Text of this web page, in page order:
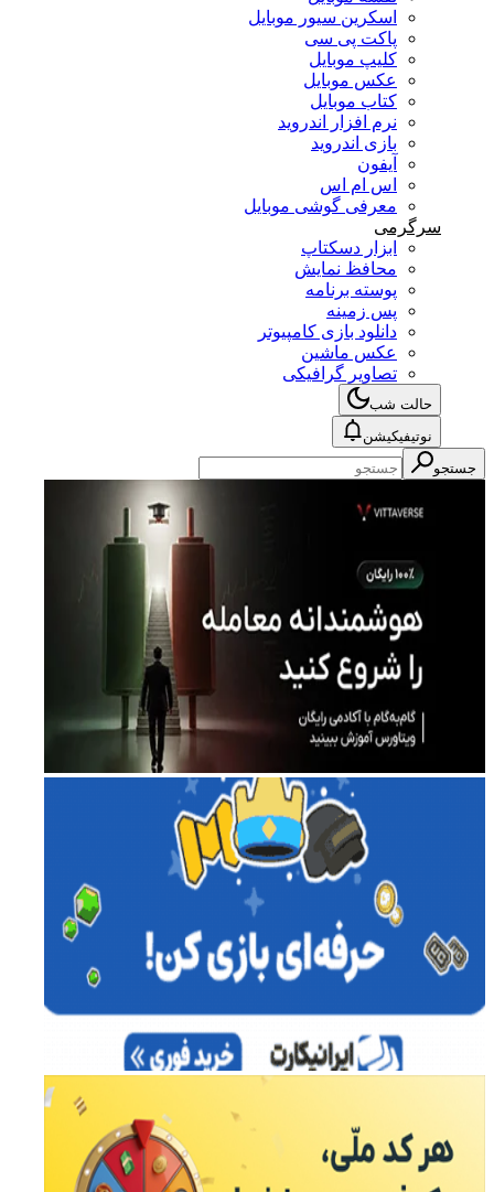
اسکرین سیور موبایل
پاکت پی سی
کلیپ موبایل
عکس موبایل
کتاب موبایل
نرم افزار اندروید
بازی اندروید
آیفون
اس ام اس
معرفی گوشی موبایل
سرگرمی
ابزار دسکتاپ
محافظ نمایش
پوسته برنامه
پس زمینه
دانلود بازی کامپیوتر
عکس ماشین
تصاویر گرافیکی
حالت شب
نوتیفیکیشن
جستجو